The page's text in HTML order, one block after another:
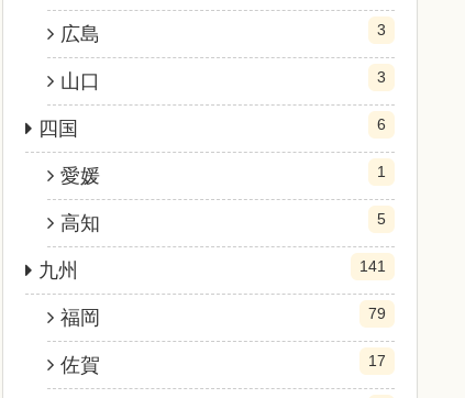
広島 3
山口 3
四国 6
愛媛 1
高知 5
九州 141
福岡 79
佐賀 17